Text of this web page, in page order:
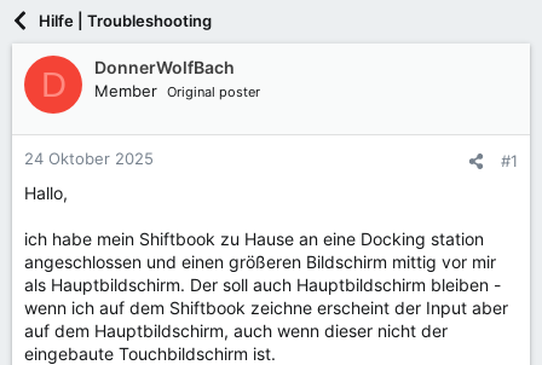
e
r
s
t
l
l
a
Hilfe | Troubleshooting
D DonnerWolfBach
Member Original poster
24 Oktober 2025 #1
Hallo,
ich habe mein Shiftbook zu Hause an eine Docking station
angeschlossen und einen größeren Bildschirm mittig vor mir
als Hauptbildschirm. Der soll auch Hauptbildschirm bleiben -
wenn ich auf dem Shiftbook zeichne erscheint der Input aber
auf dem Hauptbildschirm, auch wenn dieser nicht der
eingebaute Touchbildschirm ist.